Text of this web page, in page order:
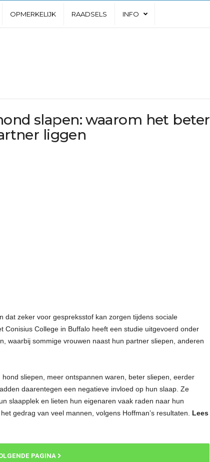
OPMERKELIJK RAADSELS INFO
slapen: waarom het beter
liggen
zeker voor gespreksstof kan zorgen tijdens sociale
College in Buffalo heeft een studie uitgevoerd onder
waarbij sommige vrouwen naast hun partner sliepen, anderen
sliepen, meer ontspannen waren, beter sliepen, eerder
daarentegen een negatieve invloed op hun slaap. Ze
slaapplek en lieten hun eigenaren vaak raden naar hun
gedrag van veel mannen, volgens Hoffman’s resultaten. Lees
PAGINA